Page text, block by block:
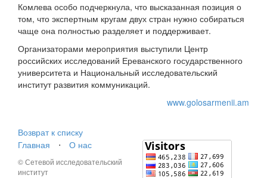
Комлева особо подчеркнула, что высказанная позиция о
том, что экспертным кругам двух стран нужно собираться
чаще она полностью разделяет и поддерживает.
Организаторами мероприятия выступили Центр
российских исследований Ереванского государственного
университета и Национальный исследовательский
институт развития коммуникаций.
www.golosarmenii.am
Возврат к списку
Главная
⋅ О нас
© Сетевой исследовательский
институт